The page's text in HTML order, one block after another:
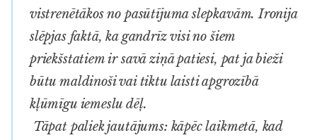
vistrenētākos no pasūtījuma slepkavām. Ironija
slēpjas faktā, ka gandrīz visi no šiem
priekšstatiem ir savā ziņā patiesi, pat ja bieži
būtu maldinoši vai tiktu laisti apgrozībā
kļūmīgu iemeslu dēļ.
Tāpat paliek jautājums: kāpēc laikmetā, kad